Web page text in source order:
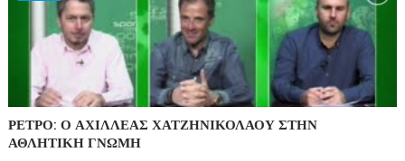
ΡΕΤΡΟ: Ο ΑΧΙΛΛΕΑΣ ΧΑΤΖΗΝΙΚΟΛΑΟΥ ΣΤΗΝ
ΑΘΛΗΤΙΚΗ ΓΝΩΜΗ